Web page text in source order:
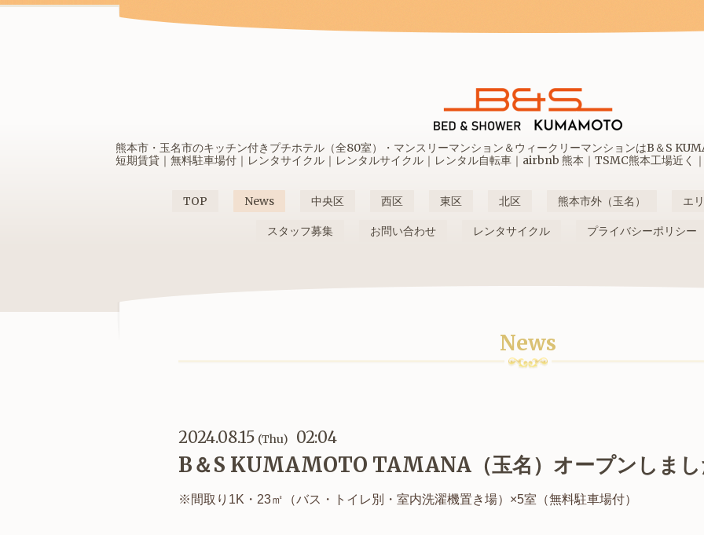
熊本市・玉名市のキッチン付きプチホテル（全80室）・マンスリーマンション＆ウィークリーマンションはB＆S
短期賃貸｜無料駐車場付｜レンタサイクル｜レンタルサイクル｜レンタル自転車｜airbnb 熊本｜TSMC熊本工場近く
TOP News 中央区 西区 東区 北区 熊本市外（玉名） エ
スタッフ募集 お問い合わせ レンタサイクル プライバシーポリシー
News
2024.08.15 (Thu) 02:04
B＆S KUMAMOTO TAMANA（玉名）オープンしま
※間取り1K・23㎡（バス・トイレ別・室内洗濯機置き場）×5室（無料駐車場付）